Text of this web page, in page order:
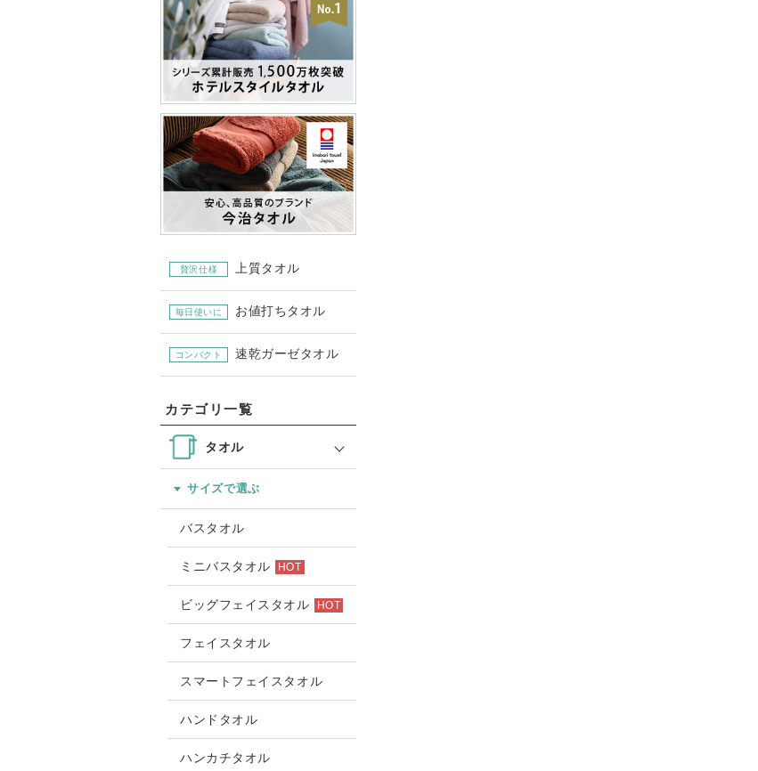
贅沢仕様 上質タオル
毎日使いに お値打ちタオル
コンパクト 速乾ガーゼタオル
カテゴリ一覧
タオル
サイズで選ぶ
バスタオル
ミニバスタオル HOT
ビッグフェイスタオル HOT
フェイスタオル
スマートフェイスタオル
ハンドタオル
ハンカチタオル